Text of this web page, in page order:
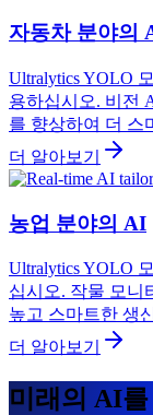
자동차 분야의
Ultralytics YOLO
용하십시오. 비전
를 향상하여 더 스
더 알아보기
농업 분야의 AI
Ultralytics YOLO
십시오. 작물 모니
높고 스마트한 생
더 알아보기
미래의 AI